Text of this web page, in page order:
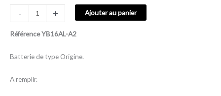
- + Ajouter au panier
RéférenceYB16AL-A2
Batterie de type Origine.
A remplir.